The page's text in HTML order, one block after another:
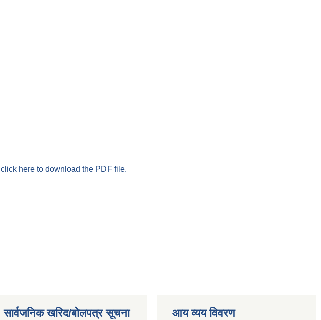
click here to download the PDF file.
सार्वजनिक खरिद/बोलपत्र सूचना आय व्यय विवरण